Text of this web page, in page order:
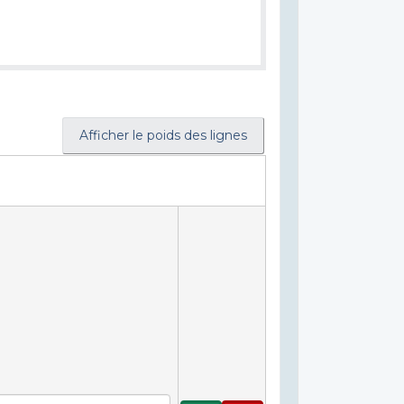
Afficher le poids des lignes